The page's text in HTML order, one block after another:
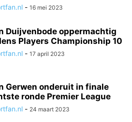
- 16 mei 2023
Duijvenbode oppermachtig
Players Championship 10
- 17 april 2023
Gerwen onderuit in finale
ronde Premier League
- 24 maart 2023